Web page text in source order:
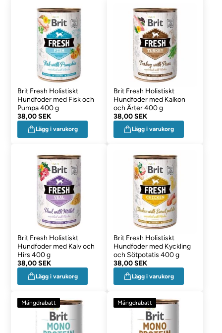
Brit Fresh Holistiskt
Hundfoder med Fisk och
Pumpa 400 g
38,00 SEK
Lägg i varukorg
Brit Fresh Holistiskt
Hundfoder med Kalkon
och Ärter 400 g
38,00 SEK
Lägg i varukorg
Brit Fresh Holistiskt
Hundfoder med Kalv och
Hirs 400 g
38,00 SEK
Lägg i varukorg
Brit Fresh Holistiskt
Hundfoder med Kyckling
och Sötpotatis 400 g
38,00 SEK
Lägg i varukorg
Mängdrabatt Mängdrabatt